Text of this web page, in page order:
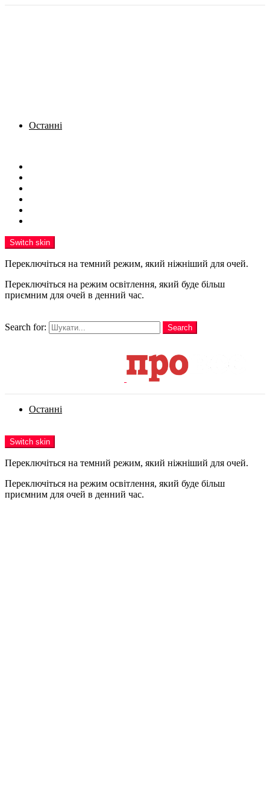
Останні
Switch skin
Переключіться на темний режим, який ніжніший для очей.
Переключіться на режим освітлення, який буде більш
приємним для очей в денний час.
Search for:
Search
Останні
Switch skin
Переключіться на темний режим, який ніжніший для очей.
Переключіться на режим освітлення, який буде більш
приємним для очей в денний час.